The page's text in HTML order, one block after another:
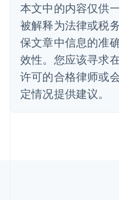
本文中的内容仅供
被解释为法律或税
保文章中信息的准
效性。您应该寻求
许可的合格律师或
定情况提供建议。
English
丹麦
English
德国
DeutschEnglish
法国
FrançaisEnglish
芬兰
EnglishSvenska